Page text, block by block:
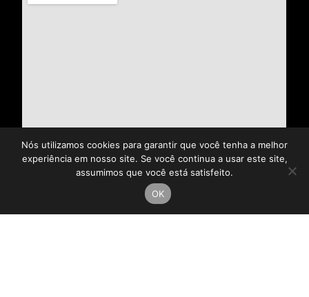
Nós utilizamos cookies para garantir que você tenha a melhor
experiência em nosso site. Se você continua a usar este site,
assumimos que você está satisfeito.
OK